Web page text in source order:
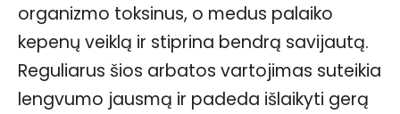
organizmo toksinus, o medus palaiko
kepenų veiklą ir stiprina bendrą savijautą.
Reguliarus šios arbatos vartojimas suteikia
lengvumo jausmą ir padeda išlaikyti gerą